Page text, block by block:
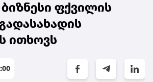
ფქვილის
ითხოვს